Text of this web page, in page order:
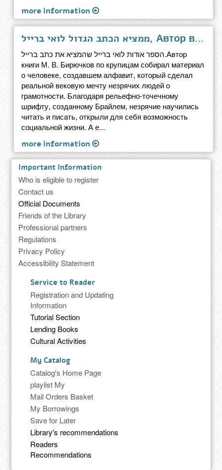
more information
ממציא הכתב הגדול לואי ברייל, Автор великого шеститочия Луи Брайль
הספר אודות לואי ברייל שהמציא את כתב ברייל.Автор
книги М. В. Бирючков по крупицам собирал материал
о человеке, создавшем алфавит, который сделал
реальной вековую мечту незрячих людей о
грамотности. Благодаря рельефно-точечному
шрифту, созданному Брайлем, незрячие научились
читать и писать, открыли для себя возможность
социальной жизни. А е...
more information
Important Information
Who is eligible to register
Contact us
Official Documents
Friends of the Library
Professional partners
Regulations
Privacy Policy
Accessibility Statement
Service to Reader
Registration and Updating
Information
Tutorial Section
Lending Books
Cultural Activities
My Catalog
Catalog's Home Page
playlist My
Mail Orders Basket
My Borrowings
Save for Later
Library's recommendations
Readers
Recommendations